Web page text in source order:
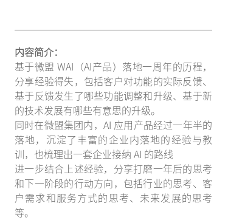
内容简介：
基于微盟 WAI（AI产品）落地一周年的历程，
分享经验得失，包括客户对功能的实际反馈、
基于反馈发生了哪些功能调整和升级、基于新
的技术发展有哪些有意思的升级。
同时在微盟集团内，AI 应用产品经过一年半的
落地，沉淀了丰富的企业内落地的经验与教
训，也梳理出一套企业接纳 AI 的路线
进一步结合上述经验，分享打磨一年后的思考
和下一阶段的行动方向，包括行业的思考、客
户需求和服务方式的思考、未来发展的思考
等。